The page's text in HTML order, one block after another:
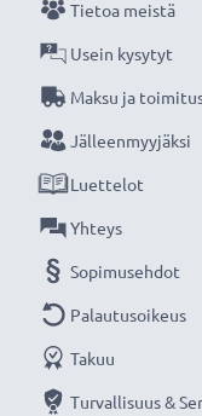
Paranna ääni- ja
johdolla,
3 vuoden takuu!
Tietoa meistä
Usein kysytyt
Maksu ja
Jälleenmyyjäksi
Luettelot
Yhteys
Sopimusehdot
Palautusoikeus
Takuu
Turvallisuus &